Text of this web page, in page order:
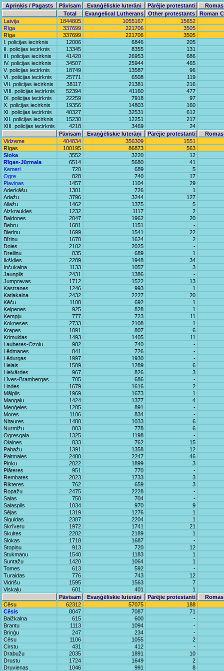
Apriņķis / Pagasts Pāvisam Evaņģēliskie luterāņi Pārējie protestanti
Total
Evangelical Lutherans Other protestants
Roman
Latvija
1844805 1055167
15652
Rīga
337699 221706
3505
Rīga
337699 221706
3505
I. policijas iecirknis
12006 6846
205
II. policijas iecirknis
13345 8355
131
III. policijas iecirknis
41420 26953
686
IV. policijas iecirknis
34507 25944
465
V. policijas iecirknis
18749 13587
96
VI. policijas iecirknis
25771 6508
119
VII. policijas iecirknis
38117 21381
216
VIII. policijas iecirknis
52394 41160
477
IX. policijas iecirknis
22259 7918
97
X. policijas iecirknis
19356 14803
160
XI. policijas iecirknis
40327 32531
612
XII. policijas iecirknis
15230 12251
217
XIII. policijas iecirknis
4218 3469
24
Pāvisam
Evaņģēliskie luterāņi Pārējie protestanti
Vidzeme
404834 356309
1551
Rīgas
100195 86873
563
Sloka
3552 3220
12
Rīgas-Jūŗmala
6514 5680
41
Ķemeri
720 689
5
Ogre
828 740
17
Pļaviņas
1457 1104
29
Aderkāšu
1301 726
1
Adažu
3796 3244
127
Allažu
1462 1375
5
Aizkraukles
1232 1117
2
Baldones
2047 1962
20
Bebru
1681 1151
-
Bieriņu
1699 1541
22
Bīriņu
1670 1624
2
Doles
2102 2025
-
Dreiliņu
835 689
1
Ikšķiles
2289 1948
34
Inčukalna
1133 1057
3
Jaunpils
2431 1386
-
Jumpravas
1712 1522
13
Kastranes
1246 993
1
Katlakalna
2432 2227
20
Ķēču
1108 692
1
Ķeipenes
925 828
1
Ķempju
777 723
11
Kokneses
2733 2108
1
Krapes
1091 807
6
Krimuldas
1493 1405
11
Lauberes-Ozolu
982 740
-
Lēdmanes
841 726
-
Lēdurgas
1997 1930
-
Lielais
1509 1289
6
Lielvārdes
967 826
3
Līves-Brambergas
705 686
-
Lindes
1679 1616
2
Mālpils
1969 1673
1
Mangaļu
1424 1377
4
Meņģeles
1285 891
-
Mores
1106 834
-
Nitaures
1480 1033
6
Nurmižu
803 778
6
Ogresgala
1325 1198
-
Olaines
833 762
15
Pabažu
1391 1358
12
Paltmales
2480 2247
46
Piņķu
2022 1899
3
Plāteres
951 770
-
Rembates
2023 1733
3
Rikteres
762 659
3
Ropažu
2475 2228
-
Salas
750 704
-
Salaspils
1034 970
9
Sējas
1319 1276
1
Siguldas
2387 2204
1
Skrīveru
1972 1741
21
Skultes
2282 2189
1
Slokas
1718 1687
-
Stopiņu
913 720
12
Stukmaņu
1540 1183
1
Suntažu
1420 1064
1
Tomes
613 592
-
Turaidas
776 743
12
Vidrišu
1595 1563
7
Viskaļu
601 401
1
Pāvisam
Evaņģēliskie luterāņi Pārējie protestanti
Cēsu
62312 57075
188
Cēsis
8047 7087
71
Baižkalna
615 600
-
Brantu
1113 1094
-
Briņģu
247 234
-
Cēsu
1106 1055
2
Cirstu
431 412
-
Drabužu
2035 1891
10
Drustu
1724 1649
2
Druvienas
1046 991
8